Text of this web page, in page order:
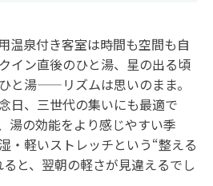
温泉付き客室は時間も空間も自
イン直後のひと湯、星の出る頃
と湯——リズムは思いのまま。
日、三世代の集いにも最適で
湯の効能をより感じやすい季
・軽いストレッチという“整える
と、翌朝の軽さが見違えるでし